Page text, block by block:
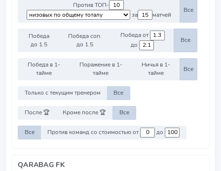
Против ТОП-
за
матчей
Все
Победа
до 1.5
Победа соп.
до 1.5
Победа от
до
Все
Победа в 1-
тайме
Поражение в 1-
тайме
Ничья в 1-
тайме
Все
Только с текущим тренером Все
После 🏆 Кроме после 🏆 Все
Все Против команд со стоимостью от до
QARABAG FK